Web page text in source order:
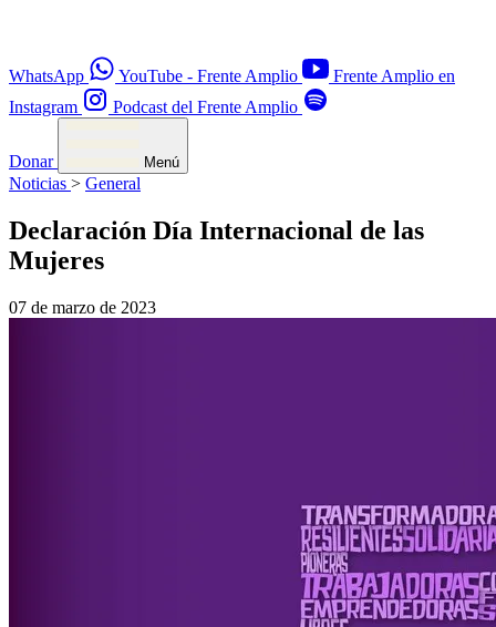
WhatsApp YouTube - Frente Amplio
Frente Amplio en
Instagram
Podcast del Frente Amplio
Donar Menú
Noticias > General
Declaración Día Internacional de las
Mujeres
07 de marzo de 2023